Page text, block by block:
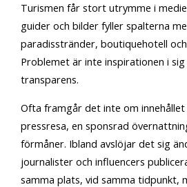
Turismen får stort utrymme i
guider och bilder fyller spalterna
paradisstränder, boutiquehotell
Problemet är inte inspirationen i
transparens.
Ofta framgår det inte om
pressresa, en sponsrad
förmåner. Ibland avslöjar det sig
journalister och influencers
samma plats, vid samma tidpunkt,